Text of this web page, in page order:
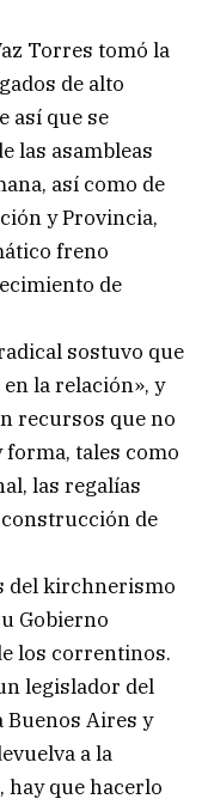
Torres tomó la
de alto
así que se
las asambleas
así como de
y Provincia,
freno
de
sostuvo que
la relación», y
recursos que no
forma, tales como
las regalías
de
del kirchnerismo
Gobierno
los correntinos.
legislador del
Buenos Aires y
a la
hay que hacerlo